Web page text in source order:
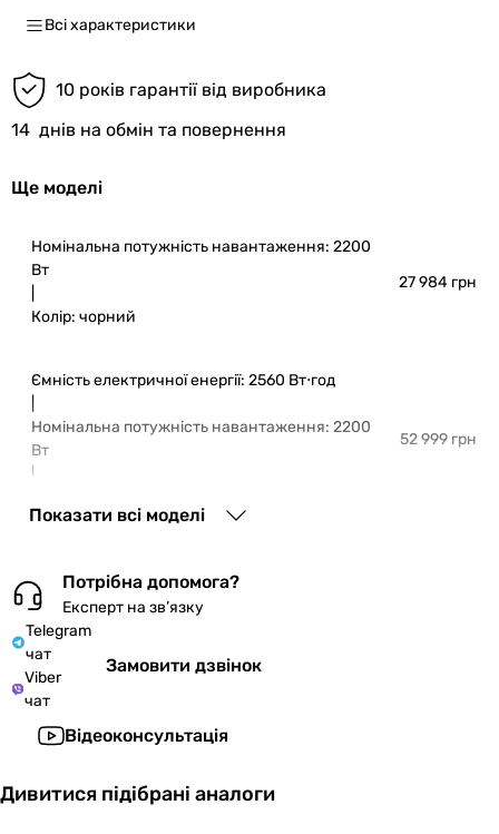
Всі характеристики
10 років гарантії від виробника
14 днів на обмін та повернення
Ще моделі
Номінальна потужність навантаження: 2200
Вт
Колір: чорний
27 984 грн
Ємність електричної енергії: 2560 Вт⋅год
|
Номінальна потужність навантаження: 2200
Вт
|
52 999 грн
|
Номінальна потужність навантаження: 2200 Вт
|
Колір:
чорний
Вт
Показати всі моделі
Потрібна допомога?
Експерт на зв’язку
Telegram
чат
Viber
чат
Замовити дзвінок
Відеоконсультація
Дивитися підібрані аналоги